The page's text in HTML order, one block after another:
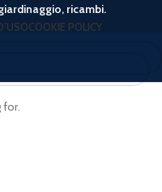
ricambi.
COOKIE POLICY
for.